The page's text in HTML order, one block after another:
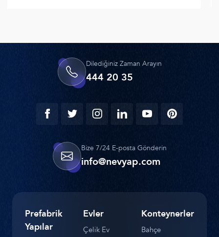
Dilediğiniz Zaman Arayın
444 20 35
Bize 7/24 E-posta Gönderin
info@nevyap.com
Prefabrik
Yapılar
Evler
Çelik Ev
Konteynerler
Bahçe